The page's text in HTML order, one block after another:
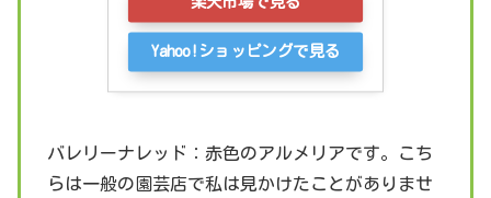
Yahoo!ショッピングで見る
バレリーナレッド：赤色のアルメリアです。こち
らは一般の園芸店で私は見かけたことがありませ